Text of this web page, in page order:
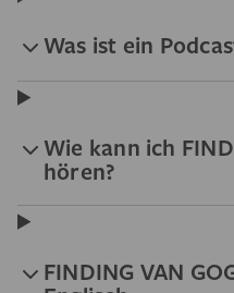
Was ist ein
Wie kann ich
hören?
FINDING VAN